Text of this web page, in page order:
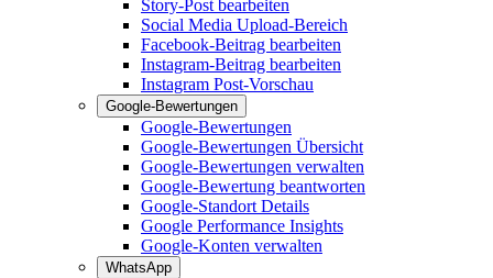
Story-Post bearbeiten
Social Media Upload-Bereich
Facebook-Beitrag bearbeiten
Instagram-Beitrag bearbeiten
Instagram Post-Vorschau
Google-Bewertungen
Google-Bewertungen
Google-Bewertungen Übersicht
Google-Bewertungen verwalten
Google-Bewertung beantworten
Google-Standort Details
Google Performance Insights
Google-Konten verwalten
WhatsApp